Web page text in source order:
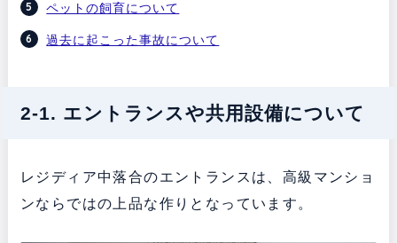
ペットの飼育について
過去に起こった事故について
2-1. エントランスや共用設備について
レジディア中落合のエントランスは、高級マンショ
ンならではの上品な作りとなっています。